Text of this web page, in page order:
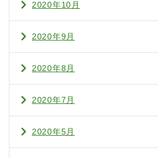
2020年10月
2020年9月
2020年8月
2020年7月
2020年5月